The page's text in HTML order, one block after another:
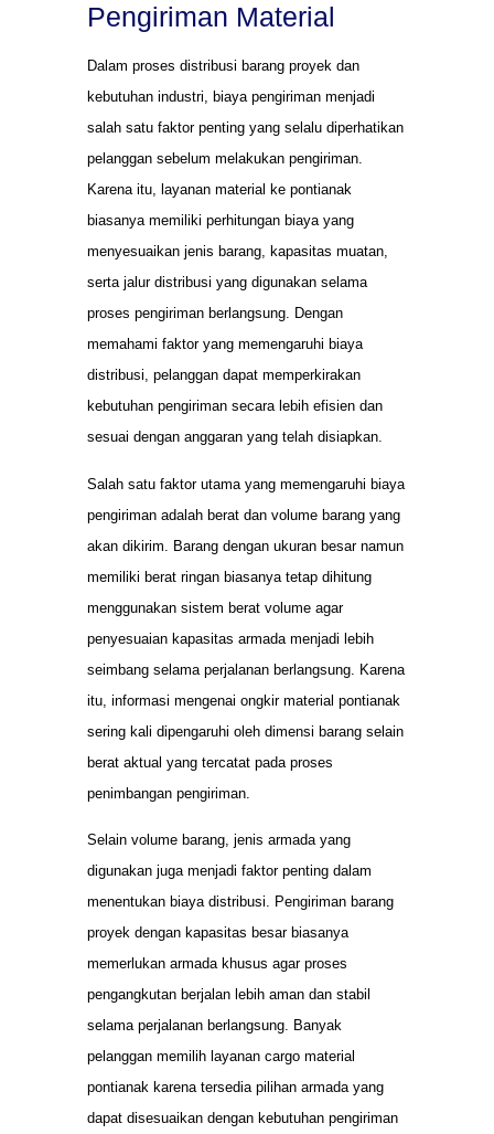
Pengiriman Material
Dalam proses distribusi barang proyek dan
kebutuhan industri, biaya pengiriman menjadi
salah satu faktor penting yang selalu diperhatikan
pelanggan sebelum melakukan pengiriman.
Karena itu, layanan material ke pontianak
biasanya memiliki perhitungan biaya yang
menyesuaikan jenis barang, kapasitas muatan,
serta jalur distribusi yang digunakan selama
proses pengiriman berlangsung. Dengan
memahami faktor yang memengaruhi biaya
distribusi, pelanggan dapat memperkirakan
kebutuhan pengiriman secara lebih efisien dan
sesuai dengan anggaran yang telah disiapkan.
Salah satu faktor utama yang memengaruhi biaya
pengiriman adalah berat dan volume barang yang
akan dikirim. Barang dengan ukuran besar namun
memiliki berat ringan biasanya tetap dihitung
menggunakan sistem berat volume agar
penyesuaian kapasitas armada menjadi lebih
seimbang selama perjalanan berlangsung. Karena
itu, informasi mengenai ongkir material pontianak
sering kali dipengaruhi oleh dimensi barang selain
berat aktual yang tercatat pada proses
penimbangan pengiriman.
Selain volume barang, jenis armada yang
digunakan juga menjadi faktor penting dalam
menentukan biaya distribusi. Pengiriman barang
proyek dengan kapasitas besar biasanya
memerlukan armada khusus agar proses
pengangkutan berjalan lebih aman dan stabil
selama perjalanan berlangsung. Banyak
pelanggan memilih layanan cargo material
pontianak karena tersedia pilihan armada yang
dapat disesuaikan dengan kebutuhan pengiriman